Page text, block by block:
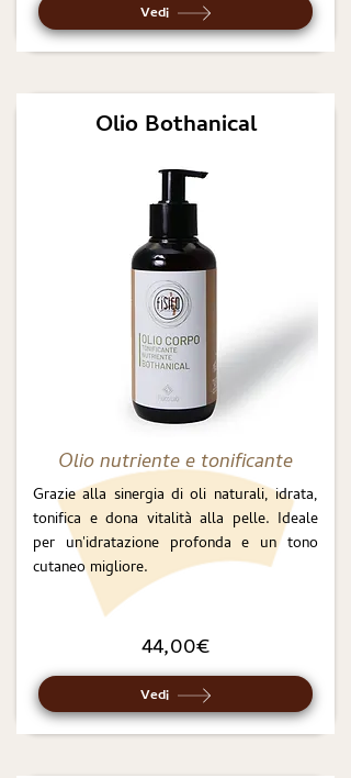
Vedi
Olio Bothanical
Olio nutriente e tonificante
Grazie alla sinergia di oli naturali, idrata,
tonifica e dona vitalità alla pelle. Ideale
per un'idratazione profonda e un tono
cutaneo migliore.
44,00€
Vedi